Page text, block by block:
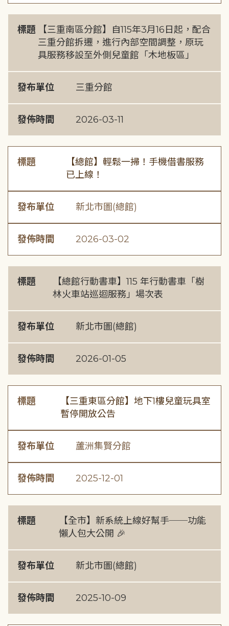
標題
【三重南區分館】自115年3月16日起，配合
三重分館拆遷，進行內部空間調整，原玩
具服務移設至外側兒童館「木地板區」
發布單位 三重分館
發佈時間 2026-03-11
標題
【總館】輕鬆一掃！手機借書服務
已上線！
發布單位 新北市圖(總館)
發佈時間 2026-03-02
標題
【總館行動書車】115 年行動書車「樹
林火車站巡迴服務」場次表
發布單位 新北市圖(總館)
發佈時間 2026-01-05
標題
【三重東區分館】地下1樓兒童玩具室
暫停開放公告
發布單位 蘆洲集賢分館
發佈時間 2025-12-01
標題
【全市】新系統上線好幫手──功能
懶人包大公開 🎉
發布單位 新北市圖(總館)
發佈時間 2025-10-09